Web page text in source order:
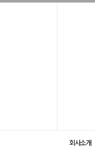
회사소개